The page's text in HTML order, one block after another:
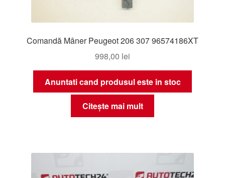
Comandă Mâner Peugeot 206 307 96574186XT
998,00 lei
Anuntati cand produsul este in stoc
Citește mai mult